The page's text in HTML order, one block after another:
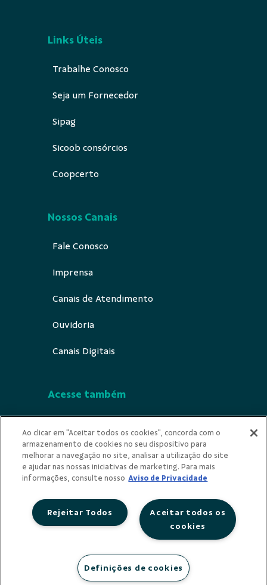
Links Úteis
Trabalhe Conosco
Seja um Fornecedor
Sipag
Sicoob consórcios
Coopcerto
Nossos Canais
Fale Conosco
Imprensa
Canais de Atendimento
Ouvidoria
Canais Digitais
Acesse também
Indícios de Ilicitude
Privacidade
Ao clicar em "Aceitar todos os cookies", concorda com o
armazenamento de cookies no seu dispositivo para
melhorar a navegação no site, analisar a utilização do site
e ajudar nas nossas iniciativas de marketing. Para mais
informações, consulte nosso Aviso de Privacidade
Aceitar todos os
cookies
Rejeitar Todos
Definições de cookies